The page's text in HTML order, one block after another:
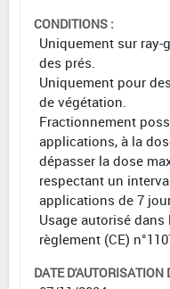
CONDITIONS :
Uniquement sur ray-
des prés.
Uniquement pour
de végétation.
Fractionnement
applications, à la
dépasser la dose
respectant un
applications de 7
Usage autorisé
règlement (CE)
DATE D'AUTORISATION